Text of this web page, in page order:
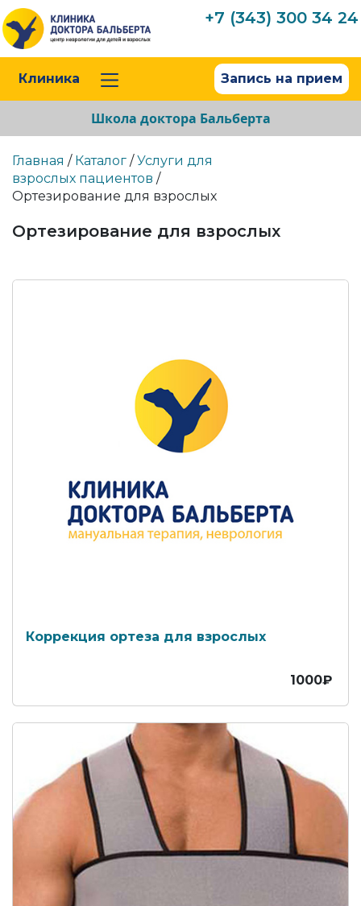
+7 (343) 300 34 24
Клиника Запись на прием
Школа доктора Бальберта
Главная / Каталог / Услуги для
взрослых пациентов /
Ортезирование для взрослых
Ортезирование для взрослых
Коррекция ортеза для взрослых
1000₽